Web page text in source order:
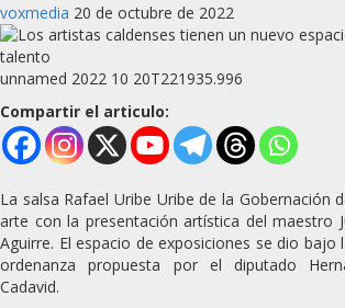
voxmedia 20 de octubre de 2022
unnamed 2022 10 20T221935.996
Compartir el articulo:
La salsa Rafael Uribe Uribe de la Gobernación
arte con la presentación artística del maestro
Aguirre. El espacio de exposiciones se dio bajo
ordenanza propuesta por el diputado
Cadavid.